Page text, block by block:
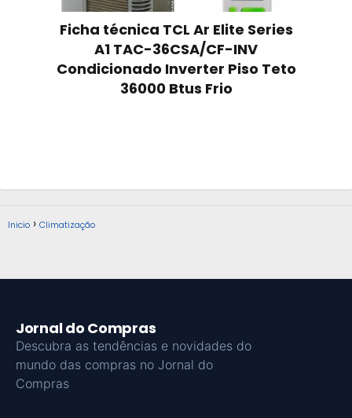
Ficha técnica TCL Ar Elite Series
A1 TAC-36CSA/CF-INV
Condicionado Inverter Piso Teto
36000 Btus Frio
Inicio Climatização
Jornal do Compras
Descubra as tendências e novidades do
mundo das compras no Jornal do
Compras